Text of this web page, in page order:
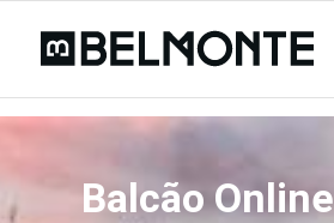
Balcão Online